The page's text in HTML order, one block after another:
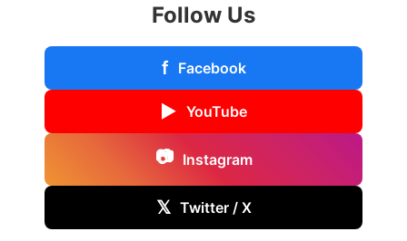
Follow Us
f Facebook
▶ YouTube
📷 Instagram
𝕏 Twitter / X